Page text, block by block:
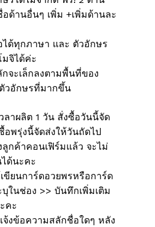
ด้านอื่นๆ เพิ่ม +เพิ่มด้านละ
ด้ทุกภาษา และ ตัวอักษร
จิได้ค่ะ
จะเล็กลงตามพื้นที่ของ
วอักษรที่มากขึ้น
ลาผลิต 1 วัน สั่งซื้อวันนี้จัด
อพรุ่งนี้จัดส่งให้วันถัดไป
กค้าคอนเฟิร์มแล้ว จะไม่
ด้นะคะ
ขียนการ์ดอวยพรหรือการ์ด
ในช่อง >> บันทึกเพิ่มเติม
คะ
งข้อความสลักชื่อใดๆ หลัง